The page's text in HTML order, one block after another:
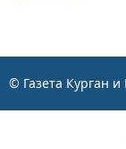
© Газета Курган